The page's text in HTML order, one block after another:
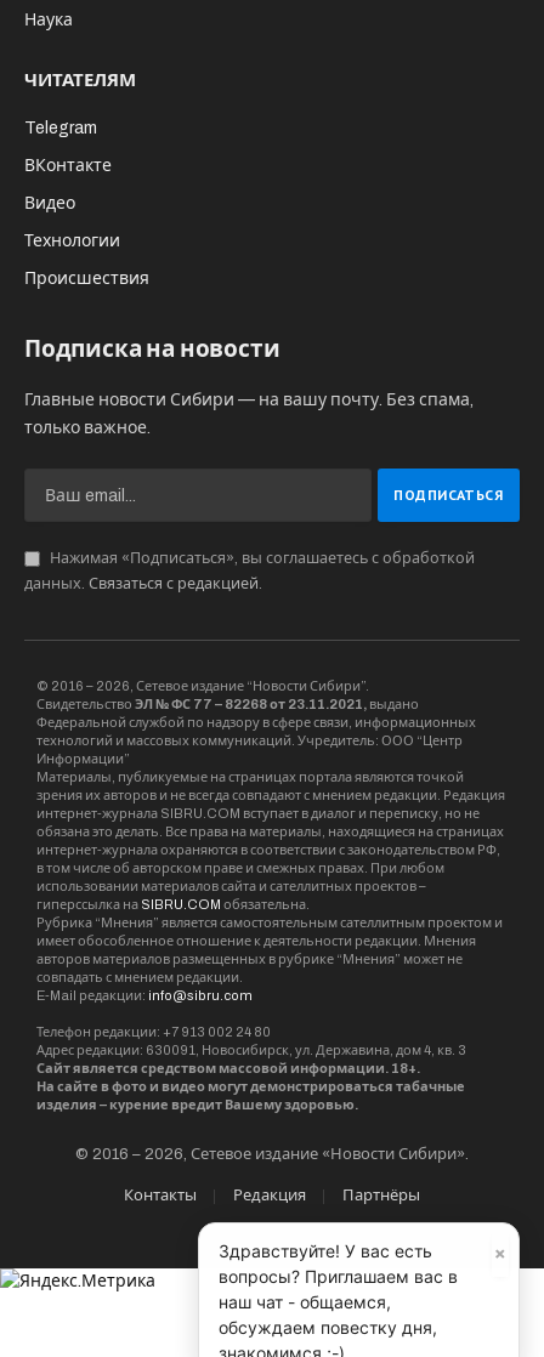
Наука
ЧИТАТЕЛЯМ
Telegram
ВКонтакте
Видео
Технологии
Происшествия
Подписка на новости
Главные новости Сибири — на вашу почту. Без спама,
только важное.
Нажимая «Подписаться», вы соглашаетесь с обработкой
данных. Связаться с редакцией.
© 2016 – 2026, Сетевое издание “Новости Сибири”.
Свидетельство ЭЛ № ФС 77 – 82268 от 23.11.2021, выдано
Федеральной службой по надзору в сфере связи, информационных
технологий и массовых коммуникаций. Учредитель: ООО “Центр
Информации”
Материалы, публикуемые на страницах портала являются точкой
зрения их авторов и не всегда совпадают с мнением редакции. Редакция
интернет-журнала SIBRU.COM вступает в диалог и переписку, но не
обязана это делать. Все права на материалы, находящиеся на страницах
интернет-журнала охраняются в соответствии с законодательством РФ,
в том числе об авторском праве и смежных правах. При любом
использовании материалов сайта и сателлитных проектов –
гиперссылка на SIBRU.COM обязательна.
Рубрика “Мнения” является самостоятельным сателлитным проектом и
имеет обособленное отношение к деятельности редакции. Мнения
авторов материалов размещенных в рубрике “Мнения” может не
совпадать с мнением редакции.
E-Mail редакции: info@sibru.com
Телефон редакции: +7 913 002 24 80
Адрес редакции: 630091, Новосибирск, ул. Державина, дом 4, кв. 3
Сайт является средством массовой информации. 18+.
На сайте в фото и видео могут демонстрироваться табачные
изделия – курение вредит Вашему здоровью.
© 2016 – 2026, Сетевое издание «Новости Сибири».
Контакты Редакция Партнёры
×
Здравствуйте! У вас есть
вопросы? Приглашаем вас в
наш чат - общаемся,
обсуждаем повестку дня,
знакомимся ;-)